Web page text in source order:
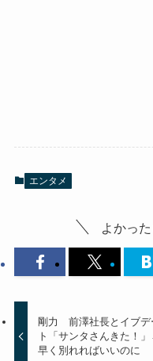
エンタメ
よかっ
剛力 前澤社長とイブデ
ト「サンタさんきた！
早く別れればいいのに